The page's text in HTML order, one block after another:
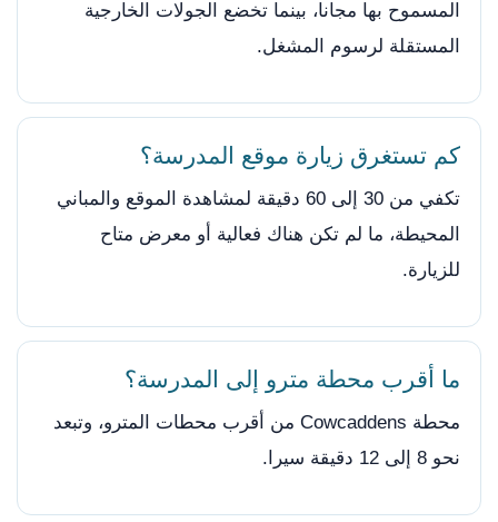
المسموح بها مجانا، بينما تخضع الجولات الخارجية
المستقلة لرسوم المشغل.
كم تستغرق زيارة موقع المدرسة؟
تكفي من 30 إلى 60 دقيقة لمشاهدة الموقع والمباني
المحيطة، ما لم تكن هناك فعالية أو معرض متاح
للزيارة.
ما أقرب محطة مترو إلى المدرسة؟
محطة Cowcaddens من أقرب محطات المترو، وتبعد
نحو 8 إلى 12 دقيقة سيرا.